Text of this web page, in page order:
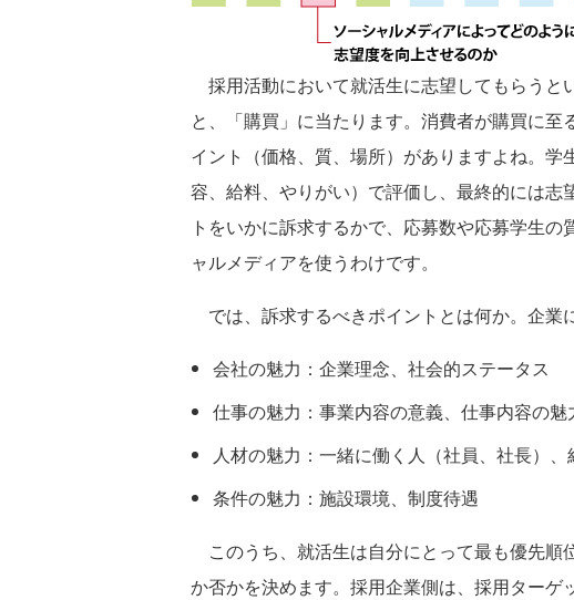
採用活動において就活生に志望してもらうと
と、「購買」に当たります。消費者が購買に
イント（価格、質、場所）がありますよね。
容、給料、やりがい）で評価し、最終的には
トをいかに訴求するかで、応募数や応募学生
ャルメディアを使うわけです。
では、訴求するべきポイントとは何か。企業
会社の魅力：企業理念、社会的ステータス
仕事の魅力：事業内容の意義、仕事内容の魅
人材の魅力：一緒に働く人（社員、社長）、
条件の魅力：施設環境、制度待遇
このうち、就活生は自分にとって最も優先順
か否かを決めます。採用企業側は、採用ター